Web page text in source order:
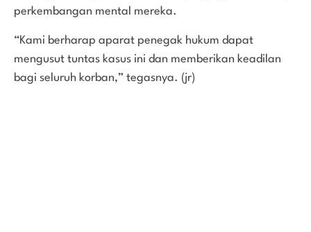
perkembangan mental mereka.
“Kami berharap aparat penegak hukum dapat
mengusut tuntas kasus ini dan memberikan keadilan
bagi seluruh korban,” tegasnya. (jr)